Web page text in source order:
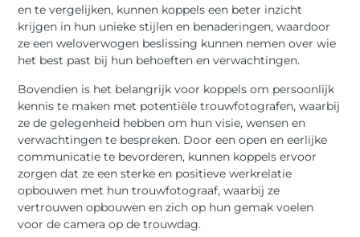
en te vergelijken, kunnen koppels een beter inzicht
krijgen in hun unieke stijlen en benaderingen, waardoor
ze een weloverwogen beslissing kunnen nemen over wie
het best past bij hun behoeften en verwachtingen.
Bovendien is het belangrijk voor koppels om persoonlijk
kennis te maken met potentiële trouwfotografen, waarbij
ze de gelegenheid hebben om hun visie, wensen en
verwachtingen te bespreken. Door een open en eerlijke
communicatie te bevorderen, kunnen koppels ervoor
zorgen dat ze een sterke en positieve werkrelatie
opbouwen met hun trouwfotograaf, waarbij ze
vertrouwen opbouwen en zich op hun gemak voelen
voor de camera op de trouwdag.